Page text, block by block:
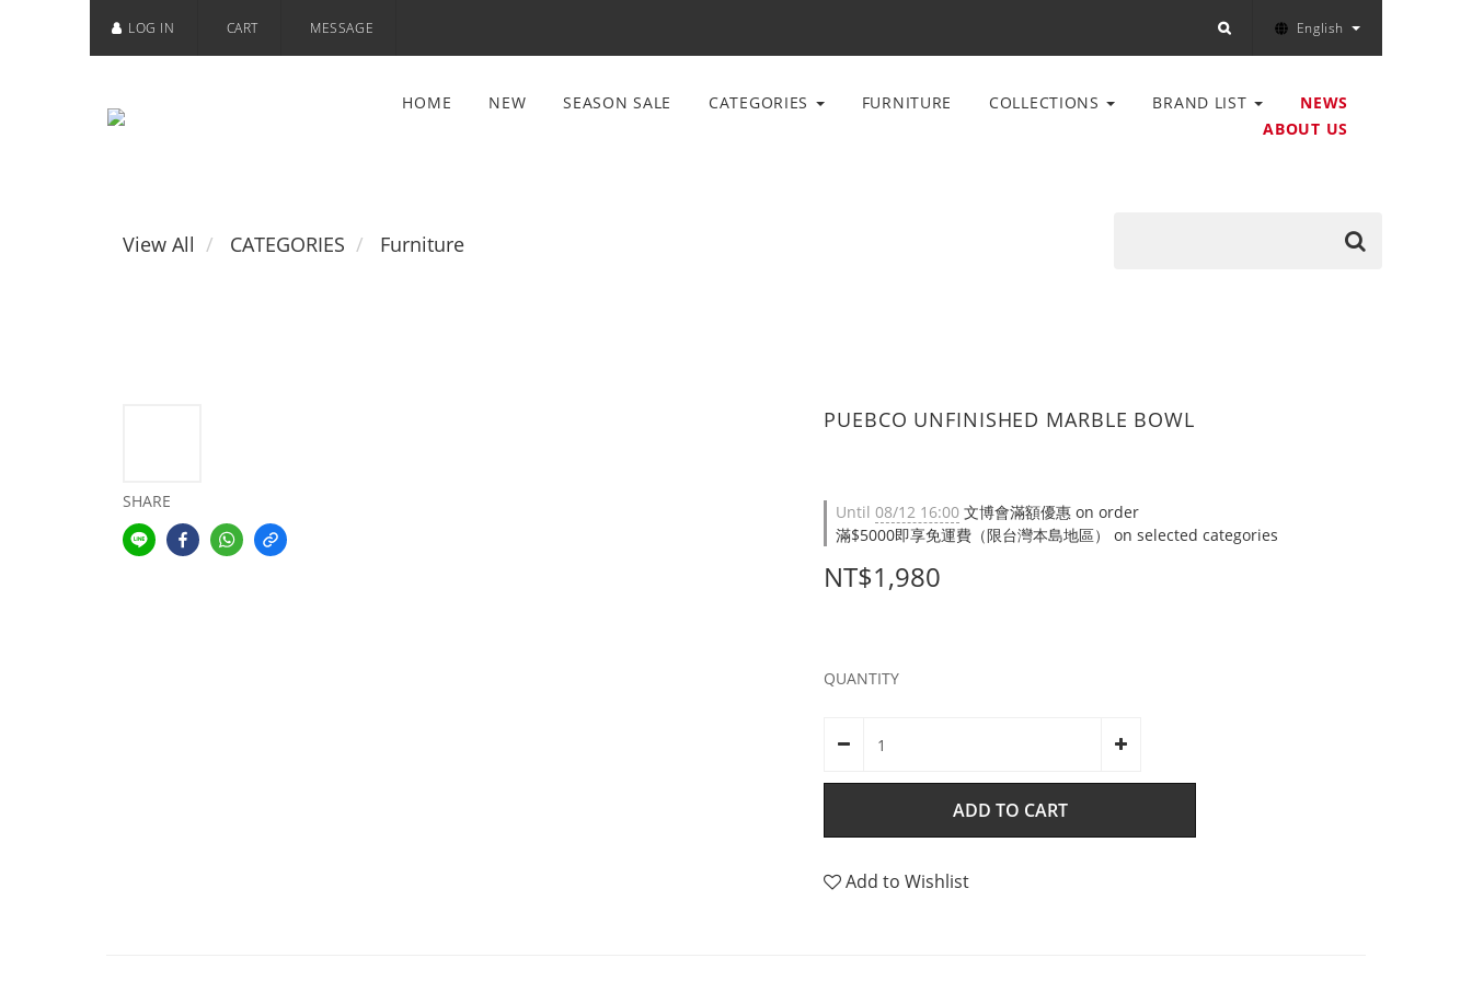
LOG IN CART MESSAGE English
HOME NEW SEASON SALE CATEGORIES FURNITURE COLLECTIONS BRAND LIST
NEWS
ABOUT US
View All CATEGORIES Furniture
SHARE
PUEBCO UNFINISHED MARBLE BOWL
Until 08/12 16:00 文博會滿額優惠 on order
滿$5000即享免運費（限台灣本島地區） on selected categories
NT$1,980
QUANTITY
ADD TO CART
Add to Wishlist